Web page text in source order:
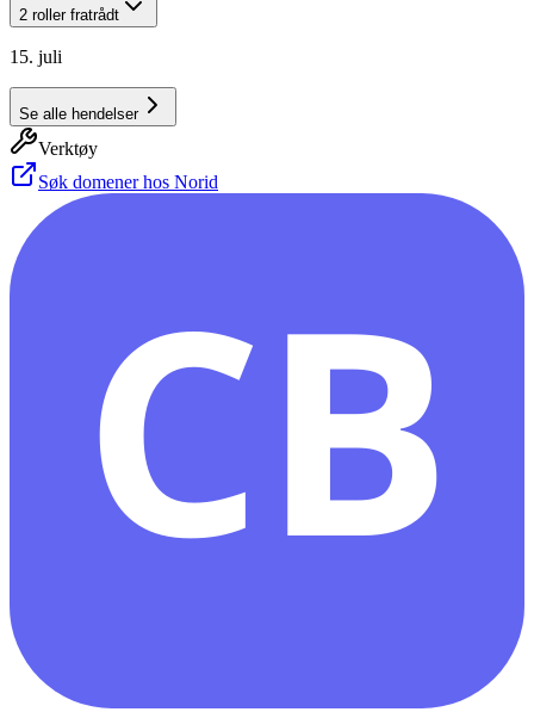
2 roller fratrådt
15. juli
Se alle hendelser
Verktøy
Søk domener hos Norid
CB